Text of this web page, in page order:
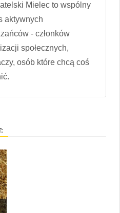
Mielec to wspólny
aktywnych
- członków
społecznych,
osób które chcą coś